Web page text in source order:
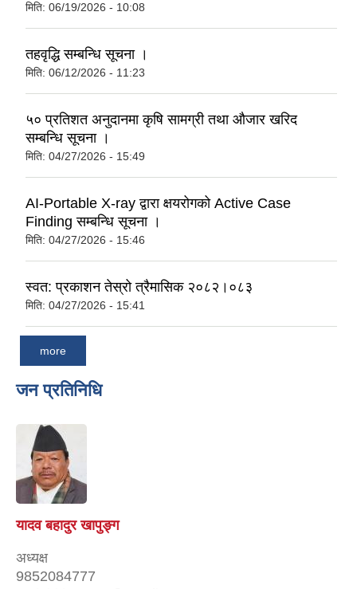
मिति: 06/19/2026 - 10:08
तहवृद्धि सम्बन्धि सूचना ।
मिति: 06/12/2026 - 11:23
५० प्रतिशत अनुदानमा कृषि सामग्री तथा औजार खरिद
सम्बन्धि सूचना ।
मिति: 04/27/2026 - 15:49
AI-Portable X-ray द्वारा क्षयरोगको Active Case
Finding सम्बन्धि सूचना ।
मिति: 04/27/2026 - 15:46
स्वत: प्रकाशन तेस्रो त्रैमासिक २०८२।०८३
मिति: 04/27/2026 - 15:41
more
जन प्रतिनिधि
यादव बहादुर खापुङ्ग
अध्यक्ष
9852084777